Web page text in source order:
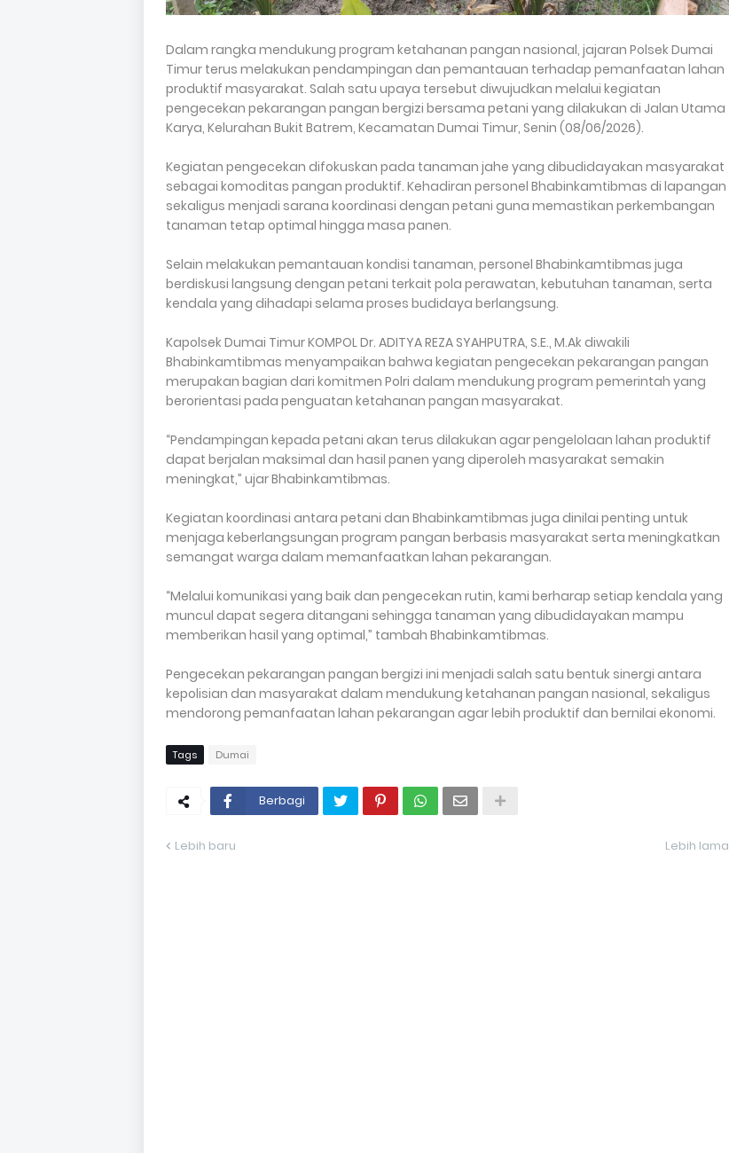
Dalam rangka mendukung program ketahanan pangan nasional, jajaran Polsek Dumai
Timur terus melakukan pendampingan dan pemantauan terhadap pemanfaatan lahan
produktif masyarakat. Salah satu upaya tersebut diwujudkan melalui kegiatan
pengecekan pekarangan pangan bergizi bersama petani yang dilakukan di Jalan Utama
Karya, Kelurahan Bukit Batrem, Kecamatan Dumai Timur, Senin (08/06/2026).
Kegiatan pengecekan difokuskan pada tanaman jahe yang dibudidayakan masyarakat
sebagai komoditas pangan produktif. Kehadiran personel Bhabinkamtibmas di lapangan
sekaligus menjadi sarana koordinasi dengan petani guna memastikan perkembangan
tanaman tetap optimal hingga masa panen.
Selain melakukan pemantauan kondisi tanaman, personel Bhabinkamtibmas juga
berdiskusi langsung dengan petani terkait pola perawatan, kebutuhan tanaman, serta
kendala yang dihadapi selama proses budidaya berlangsung.
Kapolsek Dumai Timur KOMPOL Dr. ADITYA REZA SYAHPUTRA, S.E., M.Ak diwakili
Bhabinkamtibmas menyampaikan bahwa kegiatan pengecekan pekarangan pangan
merupakan bagian dari komitmen Polri dalam mendukung program pemerintah yang
berorientasi pada penguatan ketahanan pangan masyarakat.
“Pendampingan kepada petani akan terus dilakukan agar pengelolaan lahan produktif
dapat berjalan maksimal dan hasil panen yang diperoleh masyarakat semakin
meningkat,” ujar Bhabinkamtibmas.
Kegiatan koordinasi antara petani dan Bhabinkamtibmas juga dinilai penting untuk
menjaga keberlangsungan program pangan berbasis masyarakat serta meningkatkan
semangat warga dalam memanfaatkan lahan pekarangan.
“Melalui komunikasi yang baik dan pengecekan rutin, kami berharap setiap kendala yang
muncul dapat segera ditangani sehingga tanaman yang dibudidayakan mampu
memberikan hasil yang optimal,” tambah Bhabinkamtibmas.
Pengecekan pekarangan pangan bergizi ini menjadi salah satu bentuk sinergi antara
kepolisian dan masyarakat dalam mendukung ketahanan pangan nasional, sekaligus
mendorong pemanfaatan lahan pekarangan agar lebih produktif dan bernilai ekonomi.
Tags Dumai
Berbagi
Lebih baru Lebih lama